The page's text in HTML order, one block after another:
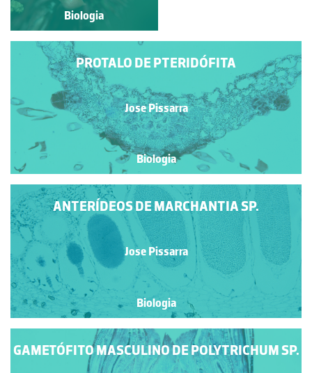
Biologia
PROTALO DE PTERIDÓFITA
Jose Pissarra
Biologia
ANTERÍDEOS DE MARCHANTIA SP.
Jose Pissarra
Biologia
GAMETÓFITO MASCULINO DE POLYTRICHUM SP.
Biologia